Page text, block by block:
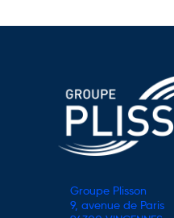
Groupe Plisson
9, avenue de Paris